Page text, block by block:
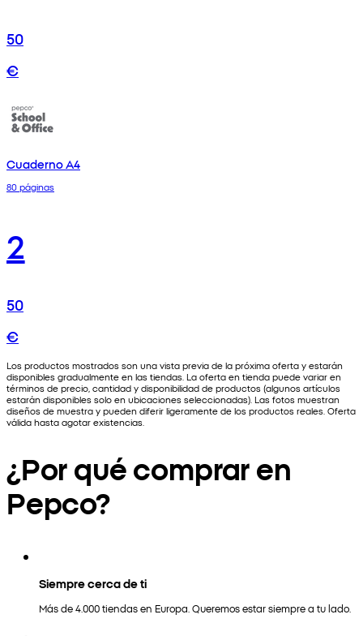
50
€
Cuaderno A4
80 páginas
2
50
€
Los productos mostrados son una vista previa de la próxima oferta y estarán
disponibles gradualmente en las tiendas. La oferta en tienda puede variar en
términos de precio, cantidad y disponibilidad de productos (algunos artículos
estarán disponibles solo en ubicaciones seleccionadas). Las fotos muestran
diseños de muestra y pueden diferir ligeramente de los productos reales. Oferta
válida hasta agotar existencias.
¿Por qué comprar en
Pepco?
Siempre cerca de ti
Más de 4.000 tiendas en Europa. Queremos estar siempre a tu lado.